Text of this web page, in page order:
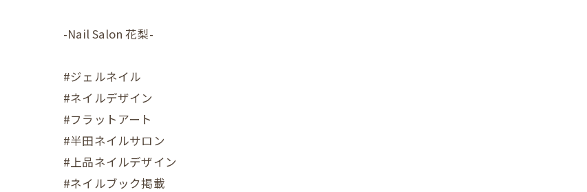
-Nail Salon 花梨-
#ジェルネイル
#ネイルデザイン
#フラットアート
#半田ネイルサロン
#上品ネイルデザイン
#ネイルブック掲載